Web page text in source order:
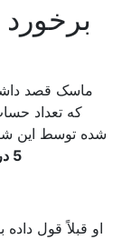
برخورد
ماسک قصد داشت
که تعداد حساب
توسط این شرکت
قبلاً قول داده